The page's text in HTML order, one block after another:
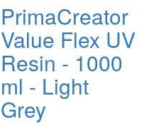
PrimaCreator
Value Flex UV
Resin - 1000
ml - Light
Grey